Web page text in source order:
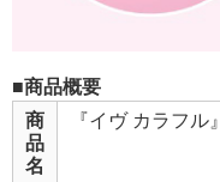
■商品概要
商
品
名
『イヴ カラフル』